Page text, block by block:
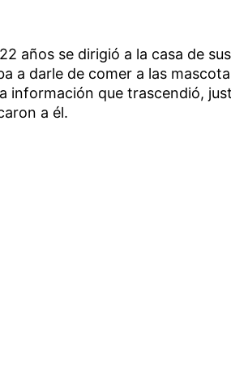
años se dirigió a la casa de
a darle de comer a las
información que trascendió,
a él.